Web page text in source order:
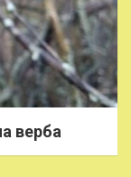
верба